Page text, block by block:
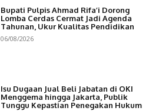
Bupati Pulpis Ahmad Rifa’i Dorong
Lomba Cerdas Cermat Jadi Agenda
Tahunan, Ukur Kualitas Pendidikan
06/08/2026
Isu Dugaan Jual Beli Jabatan di OKI
Menggema hingga Jakarta, Publik
Tunggu Kepastian Penegakan Hukum